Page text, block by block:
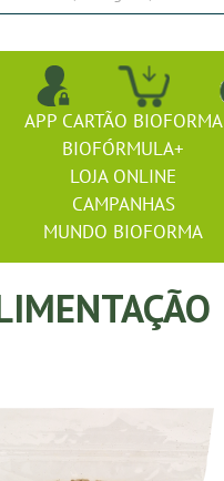
APP CARTÃO BIOFORMA
BIOFÓRMULA+
LOJA ONLINE
CAMPANHAS
MUNDO BIOFORMA